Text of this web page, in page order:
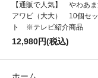
【通販で人気】 やわあ
アワビ（大大） 10個セッ
ト ※テレビ紹介商品
12,980円(税込)